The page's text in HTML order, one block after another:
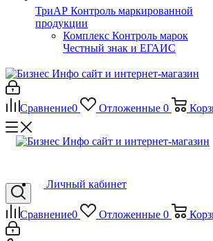
ТриАР Контроль маркированной
продукции
Комплекс Контроль марок
Честный знак и ЕГАИС
Сравнение0 Отложенные 0
Сравнение0 Отложенные 0
Личный кабинет